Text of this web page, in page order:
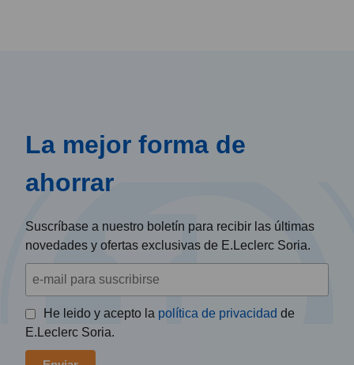
La mejor forma de
ahorrar
Suscríbase a nuestro boletín para recibir las últimas
novedades y ofertas exclusivas de E.Leclerc Soria.
He leido y acepto la política de privacidad de
E.Leclerc Soria.